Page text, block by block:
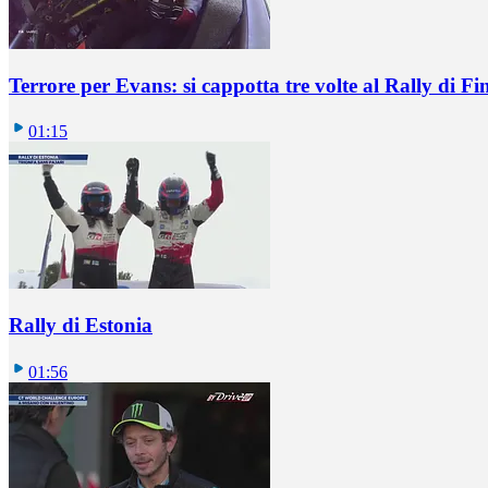
Terrore per Evans: si cappotta tre volte al Rally di
01:15
Rally di Estonia
01:56